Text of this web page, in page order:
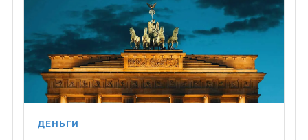
ДЕНЬГИ